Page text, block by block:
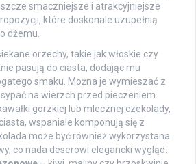
smaczniejsze i atrakcyjniejsze
które doskonale uzupełnią
dżemu.
orzechy, takie jak włoskie czy
pasują do ciasta, dodając mu
smaku. Można je wymieszać z
na wierzch przed pieczeniem.
gorzkiej lub mlecznej czekolady,
wspaniale komponują się z
może być również wykorzystana
co nada deserowi elegancki wygląd.